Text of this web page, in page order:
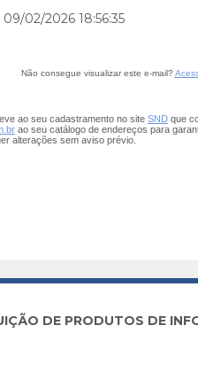
09/02/2026 18:56:35
Não consegue visualizar este e-mail?
ao seu cadastramento no site SND que
ao seu catálogo de endereços para
alterações sem aviso prévio.
DE PRODUTOS DE